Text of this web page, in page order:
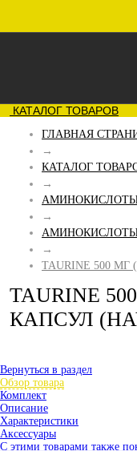
КАТАЛОГ ТОВАРОВ
ГЛАВНАЯ
→
КАТАЛОГ
→
→
→
TAURINE 500 МГ
TAURINE
КАПСУЛ
Вернуться в раздел
Обзор товара
Комплект
Описание
Характеристики
Аксессуары
С этими товарами также